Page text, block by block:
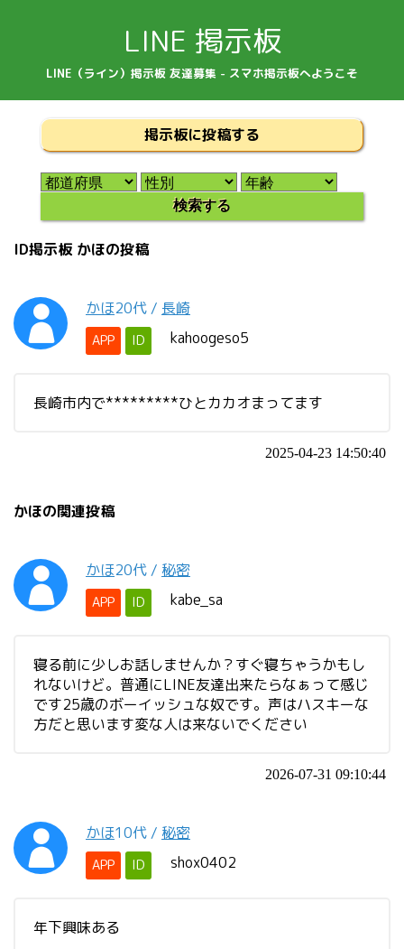
LINE 掲示板
LINE（ライン）掲示板 友達募集 - スマホ掲示板へようこそ
掲示板に投稿する
ID掲示板 かほの投稿
かほ20代 / 長崎
APP ID kahoogeso5
長崎市内で*********ひとカカオまってます
2025-04-23 14:50:40
かほの関連投稿
かほ20代 / 秘密
APP ID kabe_sa
寝る前に少しお話しませんか？すぐ寝ちゃうかもし
れないけど。普通にLINE友達出来たらなぁって感じ
です25歳のボーイッシュな奴です。声はハスキーな
方だと思います変な人は来ないでください
2026-07-31 09:10:44
かほ10代 / 秘密
APP ID shox0402
年下興味ある